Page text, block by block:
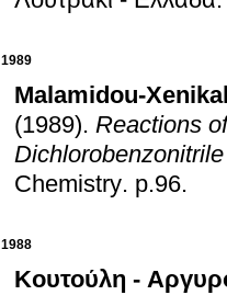
1989
Malamidou-
(1989). Reactions
Chemistry. p.96.
1988
Κουτούλη -